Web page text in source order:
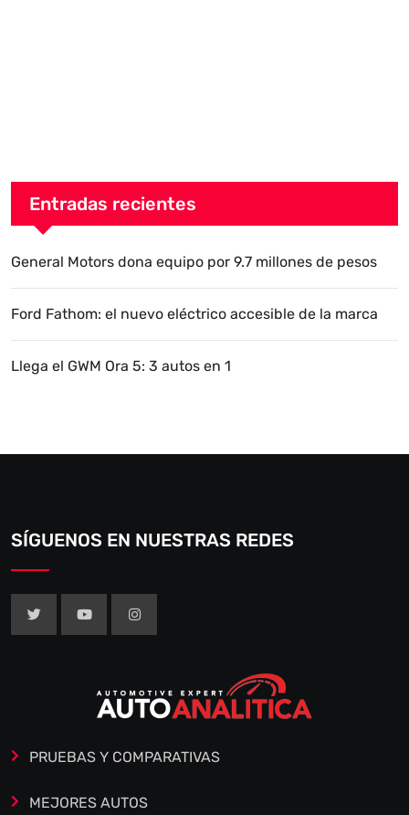
Entradas recientes
General Motors dona equipo por 9.7 millones de pesos
Ford Fathom: el nuevo eléctrico accesible de la marca
Llega el GWM Ora 5: 3 autos en 1
SÍGUENOS EN NUESTRAS REDES
PRUEBAS Y COMPARATIVAS
MEJORES AUTOS